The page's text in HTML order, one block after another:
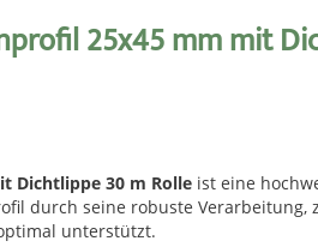
25x45 mm mit
Dichtlippe 30 m Rolle ist eine
durch seine robuste
unterstützt.